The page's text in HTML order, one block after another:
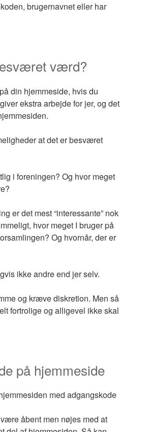
brugernavnet eller har
værd?
din hjemmeside, hvis du
ekstra arbejde for jer, og det
at det er besværet
i foreningen? Og hvor meget
er det mest “interessante” nok
hvor meget I bruger på
Og hvornår, der er
ikke andre end jer selv.
og kræve diskretion. Men så
fortrolige og alligevel ikke skal
på hjemmeside
med adgangskode
åbent men nøjes med at